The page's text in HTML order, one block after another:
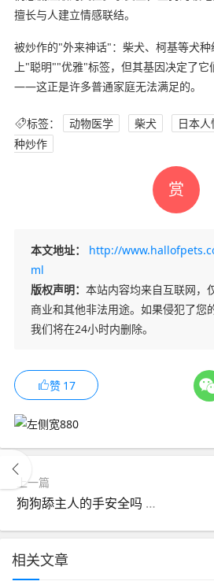
擅长与人建立情感联结。
被炒作的"外来神话"：柴犬、柯基等犬
上"聪明""优雅"标签，但其基因决定了
——这正是许多普通家庭无法满足的。
标签： 动物医学 柴犬 日本
种炒作
赏
本文地址：
http://
ml
版权声明： 本站内容均来自互联网，
商业和其他非法用途。如果侵犯了您
我们将在24小时内删除。
赞 17
上一篇
狗狗舔主人的手安全吗 狗狗舔主人脚代表什么
相关文章